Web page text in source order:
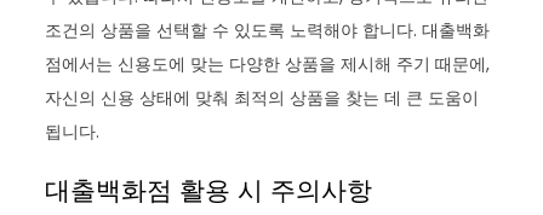
조건의 상품을 선택할 수 있도록 노력해야 합니다. 대출백화
점에서는 신용도에 맞는 다양한 상품을 제시해 주기 때문에,
자신의 신용 상태에 맞춰 최적의 상품을 찾는 데 큰 도움이
됩니다.
대출백화점 활용 시 주의사항